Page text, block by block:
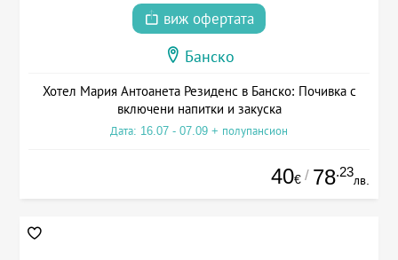
виж офертата
Банско
Хотел Мария Антоанета Резиденс в Банско: Почивка с
включени напитки и закуска
Дата: 16.07 - 07.09 + полупансион
40€ / 78.23
лв.